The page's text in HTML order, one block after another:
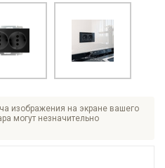
изображения на экране вашего
могут незначительно